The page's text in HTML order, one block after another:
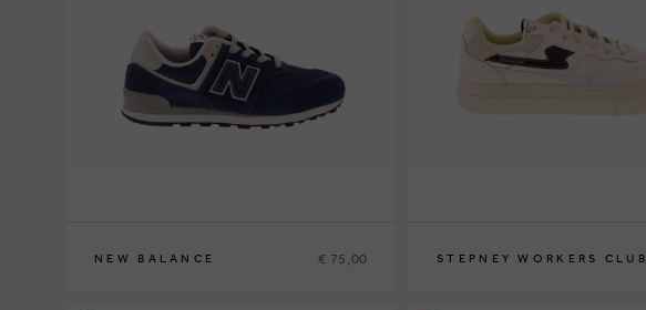
NEW BALANCE € 75,00 STEPNEY WORKERS CLUB